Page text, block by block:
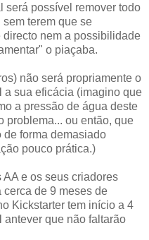
será possível remover todo
terem que se
nem a possibilidade
o piaçaba.
não será propriamente o
a sua eficácia (imagino que
a pressão de água deste
problema... ou então, que
de forma demasiado
pouco prática.)
e os seus criadores
de 9 meses de
Kickstarter tem início a 4
que não faltarão